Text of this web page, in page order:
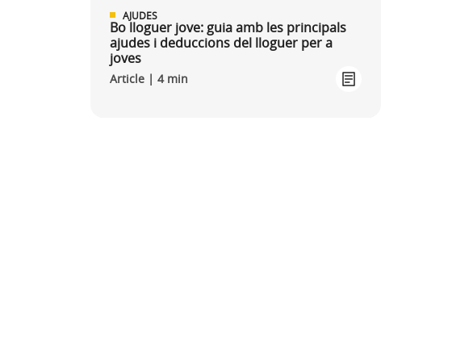
AJUDES
Bo lloguer jove: guia amb les principals
ajudes i deduccions del lloguer per a
joves
Article | 4 min